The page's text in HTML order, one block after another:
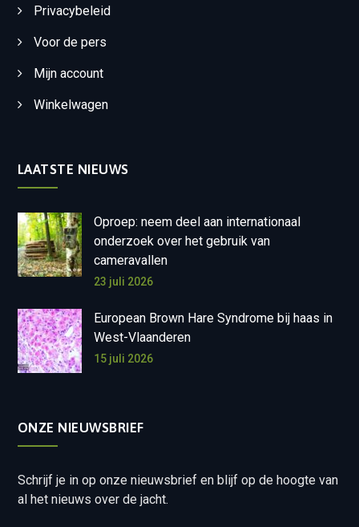
Privacybeleid
Voor de pers
Mijn account
Winkelwagen
LAATSTE NIEUWS
Oproep: neem deel aan internationaal
onderzoek over het gebruik van
cameravallen
23 juli 2026
European Brown Hare Syndrome bij haas in
West-Vlaanderen
15 juli 2026
ONZE NIEUWSBRIEF
Schrijf je in op onze nieuwsbrief en blijf op de hoogte van
al het nieuws over de jacht.